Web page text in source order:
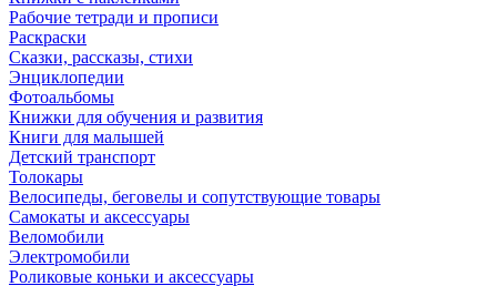
Рабочие тетради и прописи
Раскраски
Сказки, рассказы, стихи
Энциклопедии
Фотоальбомы
Книжки для обучения и развития
Книги для малышей
Детский транспорт
Толокары
Велосипеды, беговелы и сопутствующие товары
Самокаты и аксессуары
Веломобили
Электромобили
Роликовые коньки и аксессуары